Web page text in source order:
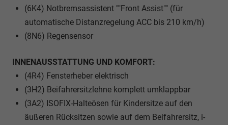
(6K4) Notbremsassistent ""Front Assist"" (für
automatische Distanzregelung ACC bis 210 km/h)
(8N6) Regensensor
INNENAUSSTATTUNG UND KOMFORT:
(4R4) Fensterheber elektrisch
(3H2) Beifahrersitzlehne komplett umklappbar
(3A2) ISOFIX-Halteösen für Kindersitze auf den
äußeren Rücksitzen sowie auf dem Beifahrersitz, i-